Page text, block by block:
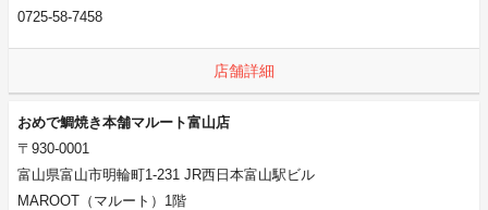
0725-58-7458
店舗詳細
おめで鯛焼き本舗マルート富山店
〒930-0001
富山県富山市明輪町1-231 JR西日本富山駅ビル
MAROOT（マルート）1階